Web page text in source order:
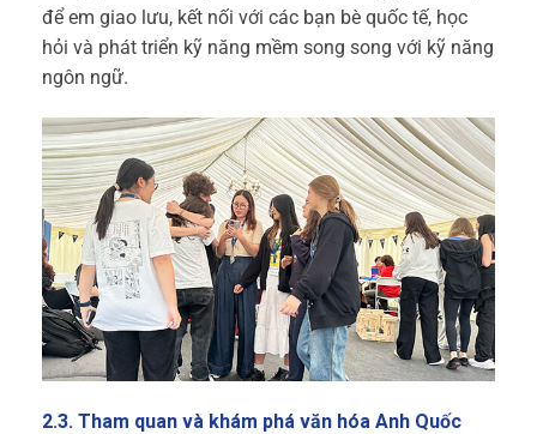
để em giao lưu, kết nối với các bạn bè quốc tế, học
hỏi và phát triển kỹ năng mềm song song với kỹ năng
ngôn ngữ.
2.3. Tham quan và khám phá văn hóa Anh Quốc